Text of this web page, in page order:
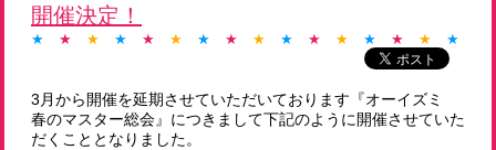
開催決定！
★ ★ ★ ★ ★ ★ ★ ★ ★ ★ ★ ★ ★ ★ ★ ★
3月から開催を延期させていただいております『オーイズミ
春のマスター総会』につきまして下記のように開催させていた
だくこととなりました。